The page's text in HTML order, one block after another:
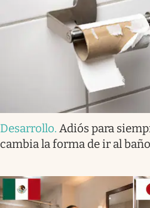
Desarrollo. Adiós para
cambia la forma de ir al baño